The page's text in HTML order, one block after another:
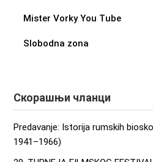
Mister Vorky You Tube
Slobodna zona
Скорашњи чланци
Predavanje: Istorija rumskih
1941–1966)